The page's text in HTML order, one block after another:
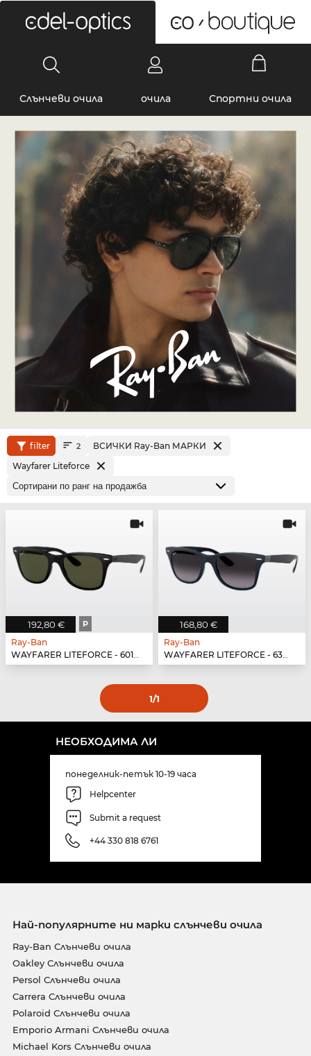
Слънчеви очила очила Спортни очила
filter 2
ВСИЧКИ Ray-Ban МАРКИ
Wayfarer Liteforce
192,80 € P
Ray-Ban
WAYFARER LITEFORCE - 601S9A
168,80 €
Ray-Ban
WAYFARER LITEFORCE - 63318G
1/1
НЕОБХОДИМА ЛИ
понеделник-петък 10-19 часа
Helpcenter
Submit a request
+44 330 818 6761
Най-популярните ни марки слънчеви очила
Ray-Ban Слънчеви очила
Oakley Слънчеви очила
Persol Слънчеви очила
Carrera Слънчеви очила
Polaroid Слънчеви очила
Emporio Armani Слънчеви очила
Michael Kors Слънчеви очила